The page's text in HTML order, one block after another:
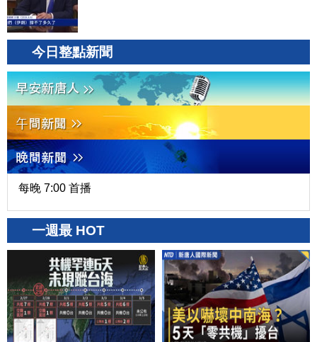
今日整點新聞
每晚 7:00 首播
一週最 HOT